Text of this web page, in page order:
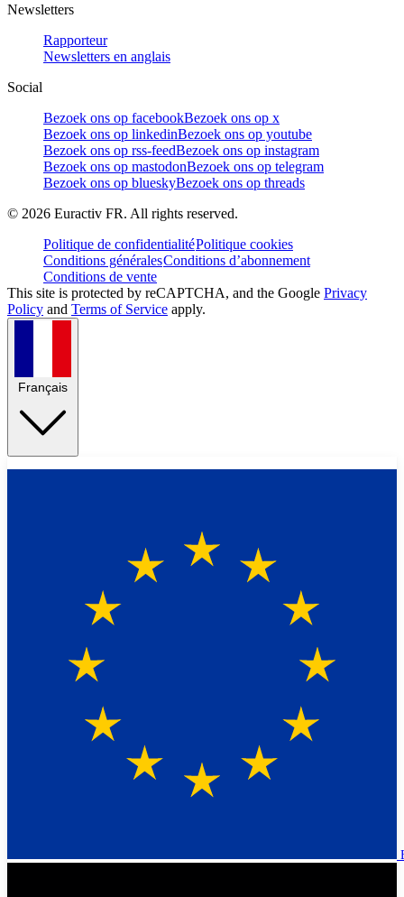
Newsletters
Rapporteur
Newsletters en anglais
Social
Bezoek ons op facebookBezoek ons op x
Bezoek ons op linkedinBezoek ons op youtube
Bezoek ons op rss-feedBezoek ons op instagram
Bezoek ons op mastodonBezoek ons op telegram
Bezoek ons op blueskyBezoek ons op threads
© 2026 Euractiv FR. All rights reserved.
Politique de confidentialitéPolitique cookies
Conditions généralesConditions d’abonnement
Conditions de vente
This site is protected by reCAPTCHA, and the Google Privacy
Policy and Terms of Service apply.
Français